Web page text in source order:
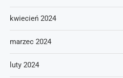
kwiecień 2024
marzec 2024
luty 2024